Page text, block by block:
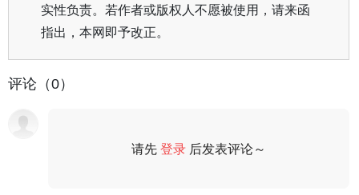
实性负责。若作者或版权人不愿被使用，请来函
指出，本网即予改正。
评论（0）
请先登录 后发表评论～